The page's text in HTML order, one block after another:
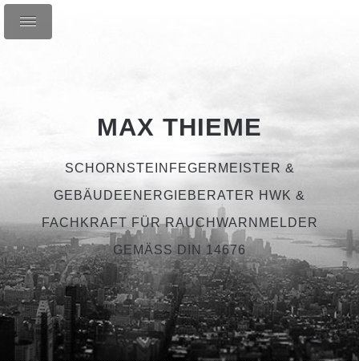
MAX THIEME
SCHORNSTEINFEGERMEISTER &
GEBÄUDEENERGIEBERATER HWK &
FACHKRAFT FÜR RAUCHWARNMELDER
GEMÄSS DIN 14676